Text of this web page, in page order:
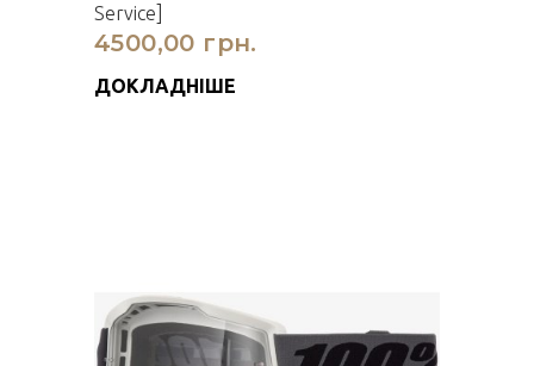
Service]
4500,00 грн.
ДОКЛАДНІШЕ